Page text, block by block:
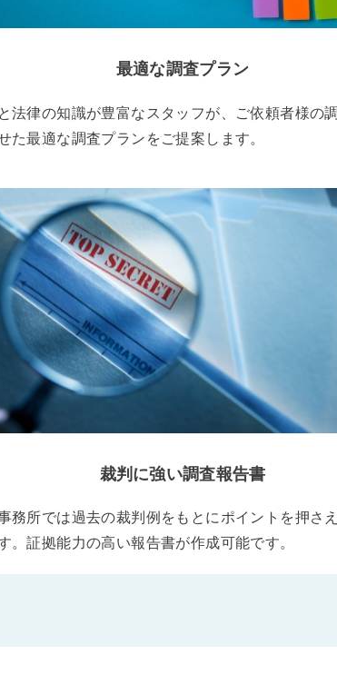
最適な調査プラン
法律の知識が豊富なスタッフが、ご依頼者様の
た最適な調査プランをご提案します。
裁判に強い調査報告書
務所では過去の裁判例をもとにポイントを押さ
。証拠能力の高い報告書が作成可能です。